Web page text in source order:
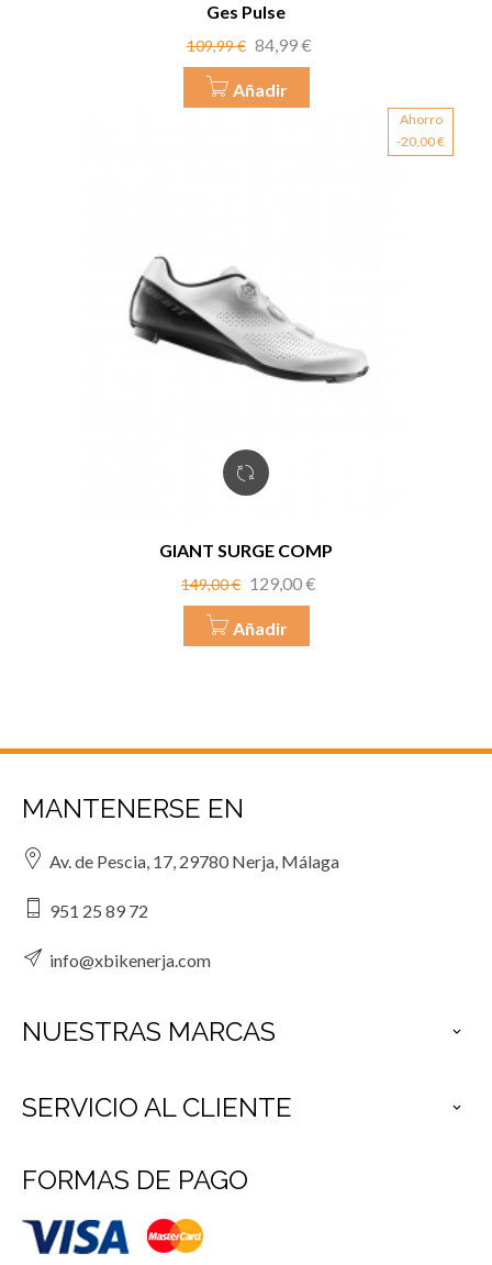
Ges Pulse
Precio
109,99 € Precio
84,99 €
Añadir
Ahorro
-20,00 €
GIANT SURGE COMP
Precio
149,00 € Precio
129,00 €
Añadir
MANTENERSE EN
Av. de Pescia, 17, 29780 Nerja, Málaga
951 25 89 72
info@xbikenerja.com
NUESTRAS MARCAS 
SERVICIO AL CLIENTE 
FORMAS DE PAGO